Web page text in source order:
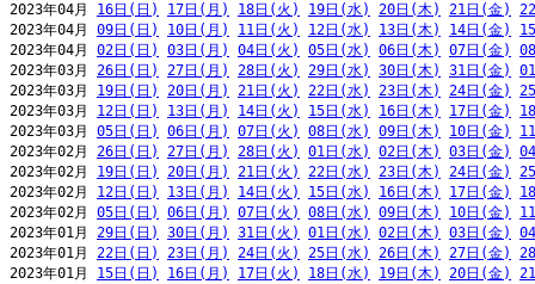
2023年04月 16日(日) 17日(月) 18日(火) 19日(水) 20日(木) 21日(金)
2023年04月 09日(日) 10日(月) 11日(火) 12日(水) 13日(木) 14日(金)
2023年04月 02日(日) 03日(月) 04日(火) 05日(水) 06日(木) 07日(金)
2023年03月 26日(日) 27日(月) 28日(火) 29日(水) 30日(木) 31日(金)
2023年03月 19日(日) 20日(月) 21日(火) 22日(水) 23日(木) 24日(金)
2023年03月 12日(日) 13日(月) 14日(火) 15日(水) 16日(木) 17日(金)
2023年03月 05日(日) 06日(月) 07日(火) 08日(水) 09日(木) 10日(金)
2023年02月 26日(日) 27日(月) 28日(火) 01日(水) 02日(木) 03日(金)
2023年02月 19日(日) 20日(月) 21日(火) 22日(水) 23日(木) 24日(金)
2023年02月 12日(日) 13日(月) 14日(火) 15日(水) 16日(木) 17日(金)
2023年02月 05日(日) 06日(月) 07日(火) 08日(水) 09日(木) 10日(金)
2023年01月 29日(日) 30日(月) 31日(火) 01日(水) 02日(木) 03日(金)
2023年01月 22日(日) 23日(月) 24日(火) 25日(水) 26日(木) 27日(金)
2023年01月 15日(日) 16日(月) 17日(火) 18日(水) 19日(木) 20日(金)